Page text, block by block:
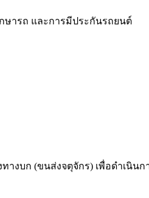
ษารถ และการมีประกันรถยนต์
างบก (ขนส่งจตุจักร) เพื่อดำเนิ